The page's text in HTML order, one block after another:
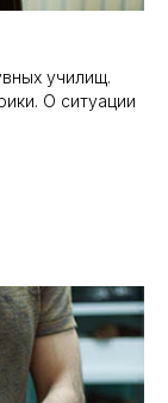
училищ.
О ситуации